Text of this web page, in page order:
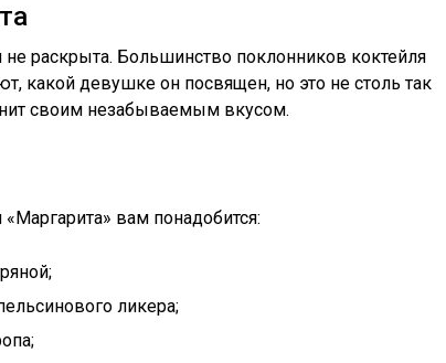
не раскрыта. Большинство поклонников коктейля
какой девушке он посвящен, но это не столь так
своим незабываемым вкусом.
вам понадобится:
ликера;